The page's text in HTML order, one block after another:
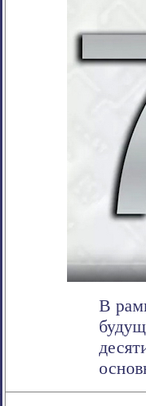
В